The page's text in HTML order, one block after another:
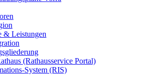
& Leistungen
(Rathausservice Portal)
System (RIS)